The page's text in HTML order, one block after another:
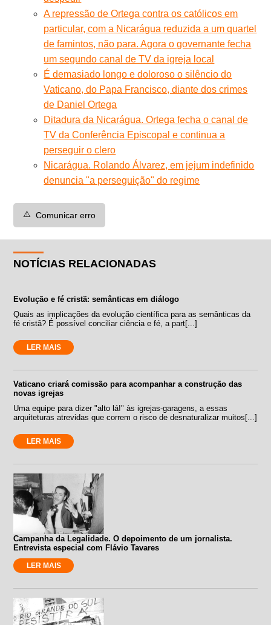
A repressão de Ortega contra os católicos em
particular, com a Nicarágua reduzida a um quartel
de famintos, não para. Agora o governante fecha
um segundo canal de TV da igreja local
É demasiado longo e doloroso o silêncio do
Vaticano, do Papa Francisco, diante dos crimes
de Daniel Ortega
Ditadura da Nicarágua. Ortega fecha o canal de
TV da Conferência Episcopal e continua a
perseguir o clero
Nicarágua. Rolando Álvarez, em jejum indefinido
denuncia "a perseguição" do regime
⚠️ Comunicar erro
NOTÍCIAS RELACIONADAS
Evolução e fé cristã: semânticas em diálogo
Quais as implicações da evolução científica para as semânticas da
fé cristã? É possível conciliar ciência e fé, a part[...]
LER MAIS
Vaticano criará comissão para acompanhar a construção das
novas igrejas
Uma equipe para dizer "alto lá!" às igrejas-garagens, a essas
arquiteturas atrevidas que correm o risco de desnaturalizar muitos[...]
LER MAIS
Campanha da Legalidade. O depoimento de um jornalista.
Entrevista especial com Flávio Tavares
LER MAIS